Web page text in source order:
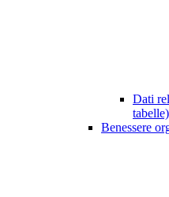
Dati
tabelle)
Benessere